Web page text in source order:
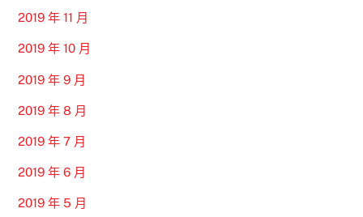
2019 年 11 月
2019 年 10 月
2019 年 9 月
2019 年 8 月
2019 年 7 月
2019 年 6 月
2019 年 5 月